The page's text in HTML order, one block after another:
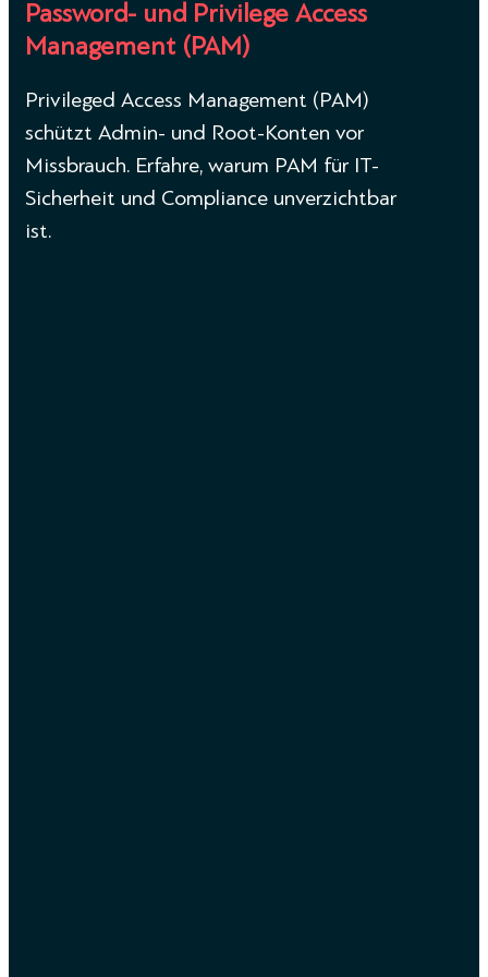
Password- und Privilege Access
Management (PAM)
Privileged Access Management (PAM)
schützt Admin- und Root-Konten vor
Missbrauch. Erfahre, warum PAM für IT-
Sicherheit und Compliance unverzichtbar
ist.